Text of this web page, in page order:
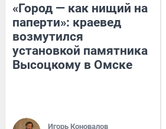
«Город — как нищий на
паперти»: краевед
возмутился
установкой памятника
Высоцкому в Омске
Игорь Коновалов